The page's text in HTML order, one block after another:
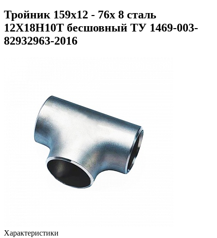
Тройник 159х12 - 76х 8 сталь
12Х18Н10Т бесшовный ТУ 1469-003-
82932963-2016
Характеристики